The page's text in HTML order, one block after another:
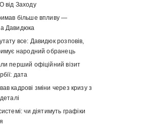
від Заходу
більше впливу —
Давидюка
все: Давидюк розповів,
народний обранець
перший офіційний візит
дата
кадрові зміни через кризу з
чи діятимуть графіки